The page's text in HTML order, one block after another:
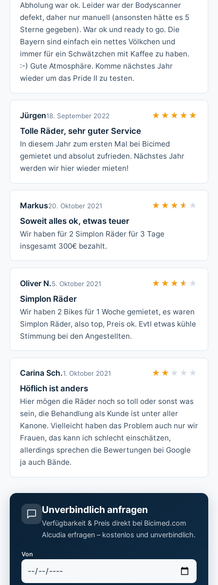
Abholung war ok. Leider war der Bodyscanner
defekt, daher nur manuell (ansonsten hätte es 5
Sterne gegeben). War ok und ready to go. Die
Bayern sind einfach ein nettes Völkchen und
immer für ein Schwätzchen mit Kaffee zu haben.
:-) Gute Atmosphäre. Komme nächstes Jahr
wieder um das Pride II zu testen.
Jürgen18. September 2022 ★★★★★
★★★★★
Tolle Räder, sehr guter Service
In diesem Jahr zum ersten Mal bei Bicimed
gemietet und absolut zufrieden. Nächstes Jahr
werden wir hier wieder mieten!
Markus20. Oktober 2021 ★★★★★
★★★★★
Soweit alles ok, etwas teuer
Wir haben für 2 Simplon Räder für 3 Tage
insgesamt 300€ bezahlt.
Oliver N.5. Oktober 2021 ★★★★★
★★★★★
Simplon Räder
Wir haben 2 Bikes für 1 Woche gemietet, es waren
Simplon Räder, also top, Preis ok. Evtl etwas kühle
Stimmung bei den Angestellten.
Carina Sch.1. Oktober 2021 ★★★★★
★★★★★
Höflich ist anders
Hier mögen die Räder noch so toll oder sonst was
sein, die Behandlung als Kunde ist unter aller
Kanone. Vielleicht haben das Problem auch nur wir
Frauen, das kann ich schlecht einschätzen,
allerdings sprechen die Bewertungen bei Google
ja auch Bände.
Unverbindlich anfragen
Verfügbarkeit & Preis direkt bei Bicimed.com
Alcudia erfragen – kostenlos und unverbindlich.
Von